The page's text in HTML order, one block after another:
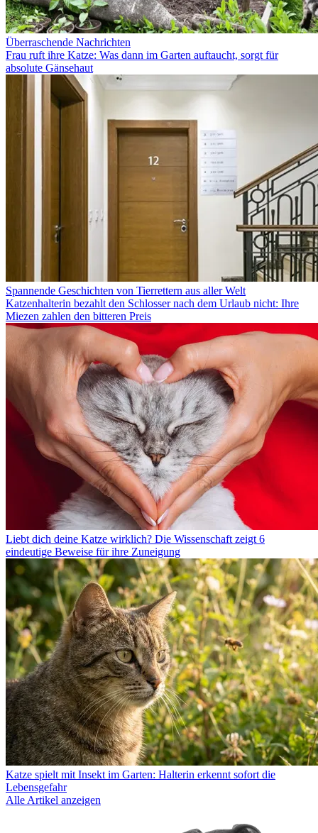
Überraschende Nachrichten
Frau ruft ihre Katze: Was dann im Garten auftaucht, sorgt für
absolute Gänsehaut
Spannende Geschichten von Tierrettern aus aller Welt
Katzenhalterin bezahlt den Schlosser nach dem Urlaub nicht: Ihre
Miezen zahlen den bitteren Preis
Liebt dich deine Katze wirklich? Die Wissenschaft zeigt 6
eindeutige Beweise für ihre Zuneigung
Katze spielt mit Insekt im Garten: Halterin erkennt sofort die
Lebensgefahr
Alle Artikel anzeigen